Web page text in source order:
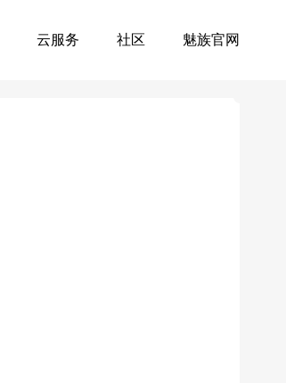
云服务 社区 魅族官网